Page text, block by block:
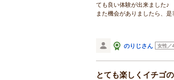
ても良い体験が出来ました♪
また機会がありましたら、
のりじさん 女性／
とても楽しくイチゴ